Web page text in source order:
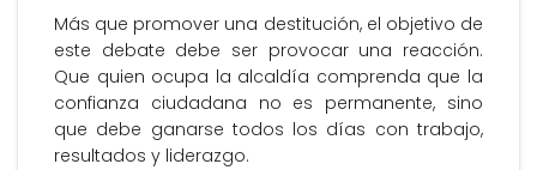
Más que promover una destitución, el objetivo de
este debate debe ser provocar una reacción.
Que quien ocupa la alcaldía comprenda que la
confianza ciudadana no es permanente, sino
que debe ganarse todos los días con trabajo,
resultados y liderazgo.